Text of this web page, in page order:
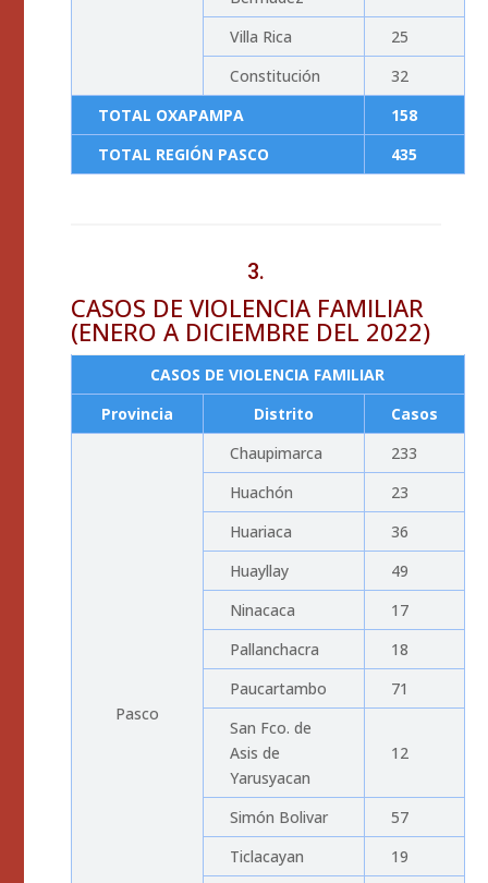
Villa Rica
25
Constitución
32
TOTAL OXAPAMPA
158
TOTAL REGIÓN PASCO
435
3.
CASOS DE VIOLENCIA FAMILIAR
(ENERO A DICIEMBRE DEL 2022)
CASOS DE VIOLENCIA FAMILIAR
Provincia
Distrito Casos
Pasco
Chaupimarca
233
Huachón
23
Huariaca
36
Huayllay
49
Ninacaca
17
Pallanchacra
18
Paucartambo
71
San Fco. de
Asis de
Yarusyacan
12
Simón Bolivar
57
Ticlacayan
19